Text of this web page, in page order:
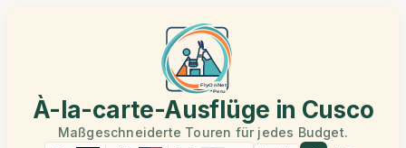
À-la-carte-Ausflüge in Cusco
Maßgeschneiderte Touren für jedes Budget.